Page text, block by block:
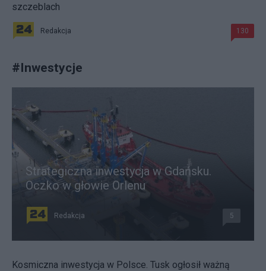
szczeblach
Redakcja 130
#Inwestycje
Strategiczna inwestycja w Gdańsku.
Oczko w głowie Orlenu
Redakcja 5
Kosmiczna inwestycja w Polsce. Tusk ogłosił ważną